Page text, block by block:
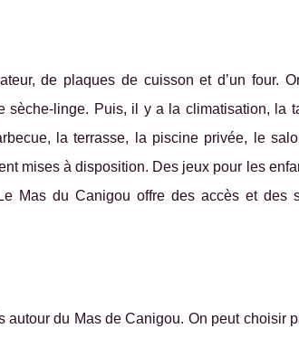
de plaques de cuisson et d’un four.
linge. Puis, il y a la climatisation, la
la terrasse, la piscine privée, le
mises à disposition. Des jeux pour les
Mas du Canigou offre des accès et des
autour du Mas de Canigou. On peut choisir